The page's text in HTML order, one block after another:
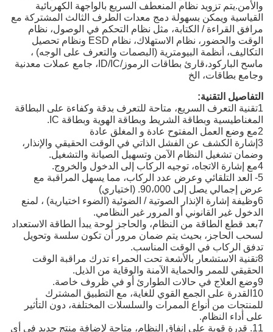
والأمن.يتم تزويد نظام المنعطف السريع بالواجهة الكهربائية
القياسية ويمكن بسهولة دمج معدات الطرف الثالث المشتركة مع
مرافق القراءة / الكتابة، مثل نظام التحكم في الوصول، نظام
الوقت والحضور، نظام الاستهلاك، نظام ESD ونظام تحصيل
التكاليف، أنظمة البيومترية (البصمات والتعرف على الوجه) ،
ماسح الباركود،قارئ بطاقات الرموز/ID/IC، جامع عملات معدنية
وجامع بطاقات، الخ
التفاصيل التقنية:
1تقنية التعرف السريع، متاحة للتعرف بدقة وكفاءة على البطاقة
المغناطيسية وبطاقة الشريط وبطاقة الهوية وبطاقة IC.
2مع وضع العمل المفتوح عادة و المغلق عادة
3إشارة الكشف عن الفشل الذاتي في الوقت الحقيقي والإنذار،
وضمان تشغيل النظام الآمن وتسهيل الصيانة والتشغيل.
4مع إشارة الاتجاه، توجيه الركاب إلى الدخول والخروج.
5- العد التلقائي وعرض عدد الركاب، مما يسهل المراقبة مع
عرض إجمالي يصل إلى 90،000. (اختياري)
6وظيفة إشارة الإنذار الصوتية / الضوئية (الضوء اختيارية) ، لمنع
الدخول غير القانوني أو المرور غير النظامي.
7بعد قطع الطاقة من النظام، والحاجز لوحة يبدأ الطاقة الاستعداد
لسحب الحاجز، بحيث يتم ضمان مرور أن تكون سلسة وتحويل
تدفق الركاب في الوقت المناسب.
8تقنية الاستشعار بالأشعة تحت الحمراء تدرك مراقبة الوقت
الحقيقي للممر والحماية الآمنة والوقاية من الذيل.
9وضع العلاج في حالات الطوارئ أو في ظروف خاصة.
10القدرة على الجمع القوي للغاية، مع التطبيق المشترك
للمنتجات من أنواع الممرات والسلسلات المختلفة، دون التأثير
على أداء النظام.
11. قدرة قوية على إنفاق النظام، متاحة لإضافة منتج جديد في أي